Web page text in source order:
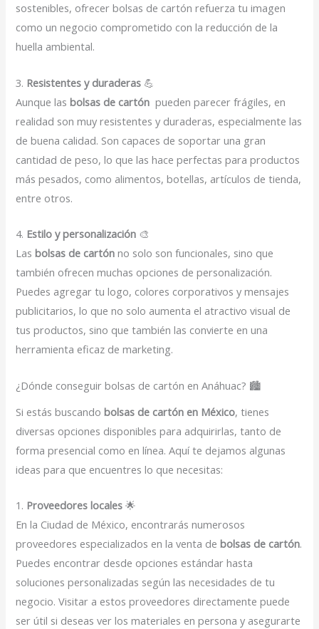
sostenibles, ofrecer bolsas de cartón refuerza tu imagen
como un negocio comprometido con la reducción de la
huella ambiental.
3. Resistentes y duraderas 💪
Aunque lasbolsas de cartón pueden parecer frágiles, en
realidad son muy resistentes y duraderas, especialmente las
de buena calidad. Son capaces de soportar una gran
cantidad de peso, lo que las hace perfectas para productos
más pesados, como alimentos, botellas, artículos de tienda,
entre otros.
4. Estilo y personalización 🎨
Lasbolsas de cartón no solo son funcionales, sino que
también ofrecen muchas opciones de personalización.
Puedes agregar tu logo, colores corporativos y mensajes
publicitarios, lo que no solo aumenta el atractivo visual de
tus productos, sino que también las convierte en una
herramienta eficaz de marketing.
¿Dónde conseguir bolsas de cartón en Anáhuac? 🏙️
Si estás buscandobolsas de cartón en México, tienes
diversas opciones disponibles para adquirirlas, tanto de
forma presencial como en línea. Aquí te dejamos algunas
ideas para que encuentres lo que necesitas:
1. Proveedores locales 🌟
En la Ciudad de México, encontrarás numerosos
proveedores especializados en la venta debolsas de cartón.
Puedes encontrar desde opciones estándar hasta
soluciones personalizadas según las necesidades de tu
negocio. Visitar a estos proveedores directamente puede
ser útil si deseas ver los materiales en persona y asegurarte